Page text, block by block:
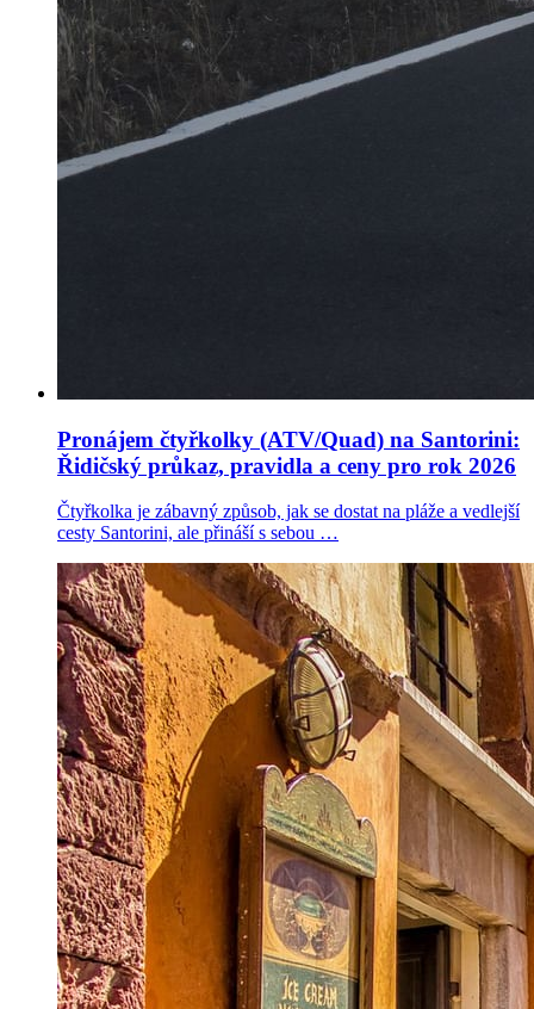
Pronájem čtyřkolky (ATV/Quad) na Santorini:
Řidičský průkaz, pravidla a ceny pro rok 2026
Čtyřkolka je zábavný způsob, jak se dostat na pláže a vedlejší
cesty Santorini, ale přináší s sebou …